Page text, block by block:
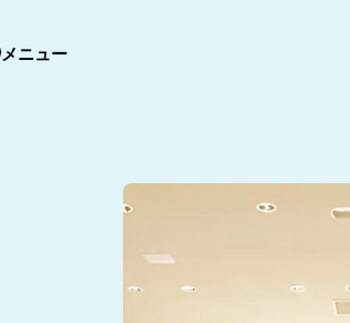
メニュー